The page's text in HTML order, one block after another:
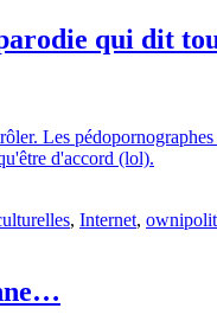
qui dit
Les
d'accord (lol).
, Internet,